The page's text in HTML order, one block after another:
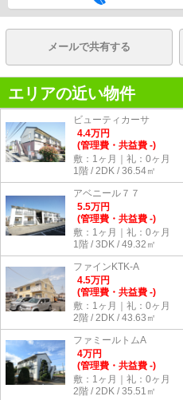
メールで共有する
エリアの近い物件
ビューティカーサ
4.4万円
(管理費・共益費 -)
敷：1ヶ月｜礼：0ヶ月
1階 / 2DK / 36.54㎡
アベニール７７
5.5万円
(管理費・共益費 -)
敷：1ヶ月｜礼：0ヶ月
1階 / 3DK / 49.32㎡
ファインKTK-A
4.5万円
(管理費・共益費 -)
敷：1ヶ月｜礼：0ヶ月
2階 / 2DK / 43.63㎡
ファミールトムA
4万円
(管理費・共益費 -)
敷：1ヶ月｜礼：0ヶ月
2階 / 2DK / 35.51㎡